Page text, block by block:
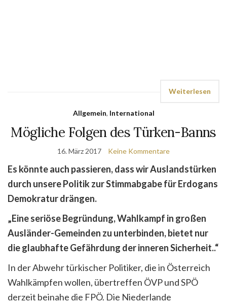
Weiterlesen
Allgemein, International
Mögliche Folgen des Türken-Banns
16. März 2017 Keine Kommentare
Es könnte auch passieren, dass wir Auslandstürken
durch unsere Politik zur Stimmabgabe für Erdogans
Demokratur drängen.
„Eine seriöse Begründung, Wahlkampf in großen
Ausländer-Gemeinden zu unterbinden,bietet nur
die glaubhafte Gefährdung der inneren Sicherheit..“
In der Abwehr türkischer Politiker, die in Österreich
Wahlkämpfen wollen, übertreffen ÖVP und SPÖ
derzeit beinahe die FPÖ. Die Niederlande